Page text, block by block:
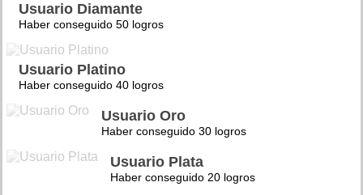
Usuario Diamante
Haber conseguido 50 logros
Usuario Platino
Haber conseguido 40 logros
Usuario Oro
Haber conseguido 30 logros
Usuario Plata
Haber conseguido 20 logros